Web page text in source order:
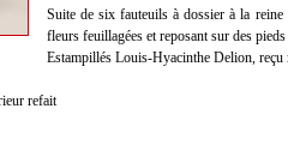
Suite de six fauteuils à dossier à la
fleurs feuillagées et reposant sur des pieds
Estampillés Louis-Hyacinthe Delion, reçu
refait